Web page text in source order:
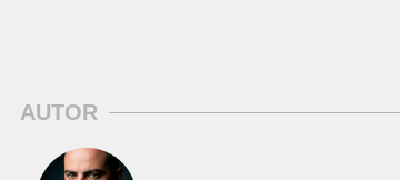
AUTOR